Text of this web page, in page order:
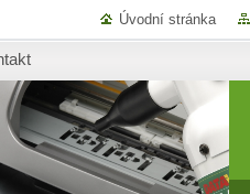
Úvodní stránka